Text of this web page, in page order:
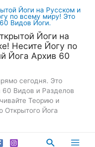
Йоги на
Несите Йогу по
Йога Архив 60
сегодня. Это
60 Видов и Разделов
Теорию и
Открытого Йога
Поиск